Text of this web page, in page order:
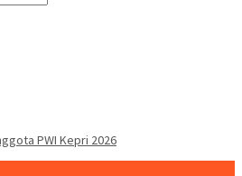
PWI Kepri 2026